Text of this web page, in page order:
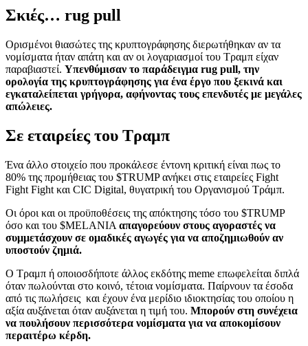
Σκιές… rug pull
Ορισμένοι θιασώτες της κρυπτογράφησης διερωτήθηκαν αν τα
νομίσματα ήταν απάτη και αν οι λογαριασμοί του Τραμπ είχαν
παραβιαστεί. Υπενθύμισαν το παράδειγμα rug pull, την
ορολογία της κρυπτογράφησης για ένα έργο που ξεκινά και
εγκαταλείπεται γρήγορα, αφήνοντας τους επενδυτές με μεγάλες
απώλειες.
Σε εταιρείες του Τραμπ
Ένα άλλο στοιχείο που προκάλεσε έντονη κριτική είναι πως το
80% της προμήθειας του $TRUMP ανήκει στις εταιρείες Fight
Fight Fight και CIC Digital, θυγατρική του Οργανισμού Τράμπ.
Οι όροι και οι προϋποθέσεις της απόκτησης τόσο του $TRUMP
όσο και του $MELANIA απαγορεύουν στους αγοραστές να
συμμετάσχουν σε ομαδικές αγωγές για να αποζημιωθούν αν
υποστούν ζημιά.
Ο Τραμπ ή οποιοσδήποτε άλλος εκδότης meme επωφελείται διπλά
όταν πωλούνται στο κοινό, τέτοια νομίσματα. Παίρνουν τα έσοδα
από τις πωλήσεις και έχουν ένα μερίδιο ιδιοκτησίας του οποίου η
αξία αυξάνεται όταν αυξάνεται η τιμή του. Μπορούν στη συνέχεια
να πουλήσουν περισσότερα νομίσματα για να αποκομίσουν
περαιτέρω κέρδη.